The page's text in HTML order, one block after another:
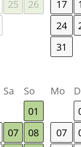
25
26
17
24
31
Sa
So
01
07
08
Mo
07